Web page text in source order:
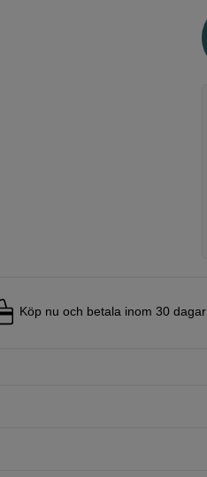
Köp nu och betala inom 30 dagar